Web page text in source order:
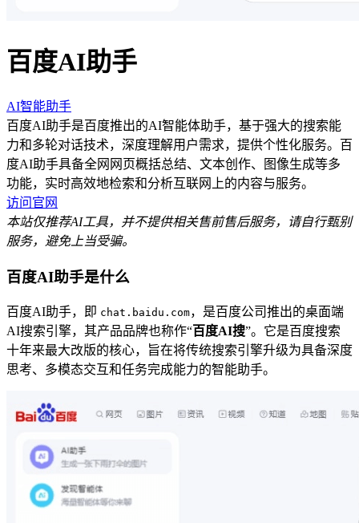
百度AI助手
AI智能助手
百度AI助手是百度推出的AI智能体助手，基于强大的搜索能
力和多轮对话技术，深度理解用户需求，提供个性化服务。百
度AI助手具备全网网页概括总结、文本创作、图像生成等多
功能，实时高效地检索和分析互联网上的内容与服务。
访问官网
本站仅推荐AI工具，并不提供相关售前售后服务，请自行甄别
服务，避免上当受骗。
百度AI助手是什么
百度AI助手，即 chat.baidu.com，是百度公司推出的桌面端
AI搜索引擎，其产品品牌也称作“百度AI搜”。它是百度搜索
十年来最大改版的核心，旨在将传统搜索引擎升级为具备深度
思考、多模态交互和任务完成能力的智能助手。